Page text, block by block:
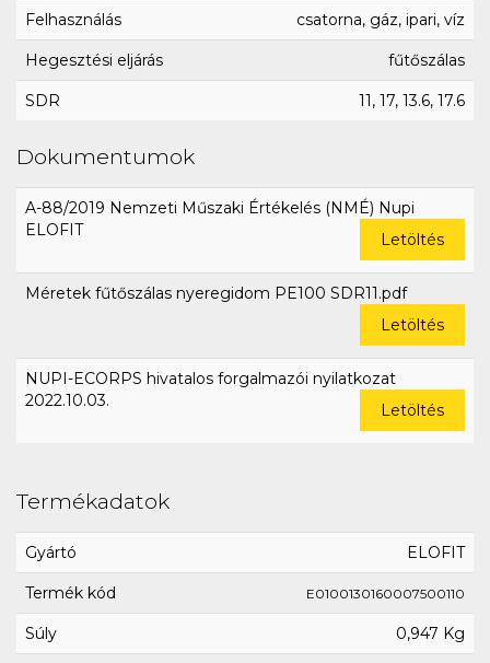
Felhasználás csatorna, gáz, ipari, víz
Hegesztési eljárás fűtőszálas
SDR 11, 17, 13.6, 17.6
Dokumentumok
A-88/2019 Nemzeti Műszaki Értékelés (NMÉ) Nupi
ELOFIT
Letöltés
Méretek fűtőszálas nyeregidom PE100 SDR11.pdf
Letöltés
NUPI-ECORPS hivatalos forgalmazói nyilatkozat
2022.10.03.
Letöltés
Termékadatok
Gyártó ELOFIT
Termék kód E0100130160007500110
Súly 0,947 Kg